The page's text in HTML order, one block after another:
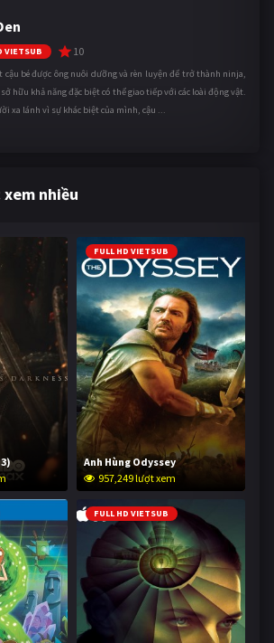
VIETSUB 10
cậu bé được ông nuôi dưỡng và rèn luyện để trở thành ninja,
hữu khả năng đặc biệt có thể giao tiếp với các loài động vật.
xa lánh vì sự khác biệt của mình, cậu ...
nhiều
FULL HD VIETSUB
Anh Hùng Odyssey
957,249 lượt xem
FULL HD VIETSUB